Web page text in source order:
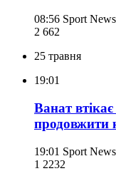
08:56 Sport
2 662
25 травня
19:01
Ванат
продовжити
19:01 Sport
1 2232